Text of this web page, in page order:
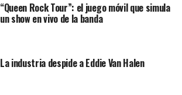
“Queen Rock Tour”: el juego móvil que simula
un show en vivo de la banda
La industria despide a Eddie Van Halen